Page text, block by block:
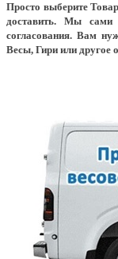
Просто выберите
доставить. Мы сами
согласования. Вам
Весы, Гири или другое